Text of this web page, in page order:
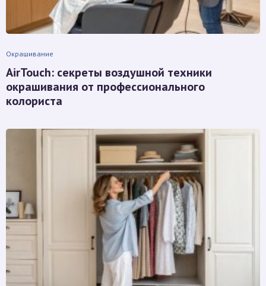
Окрашивание
AirTouch: секреты воздушной техники
окрашивания от профессионального
колориста